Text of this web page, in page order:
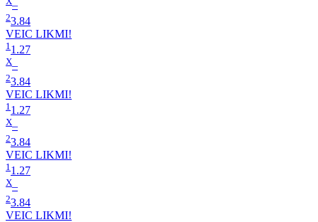
–
23.84
VEIC LIKMI!
1 1.27
X–
23.84
VEIC LIKMI!
1 1.27
X–
23.84
VEIC LIKMI!
1 1.27
X–
23.84
VEIC LIKMI!